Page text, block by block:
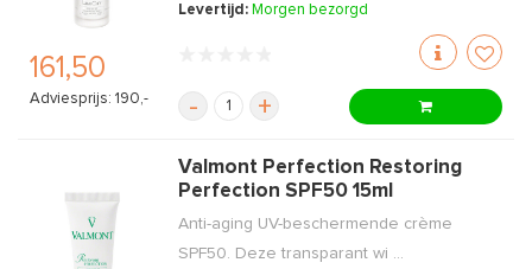
161,50
Adviesprijs: 190,-
Levertijd: Morgen bezorgd
- +
Valmont Perfection Restoring
Perfection SPF50 15ml
Anti-aging UV-beschermende crème
SPF50. Deze transparant wi ...